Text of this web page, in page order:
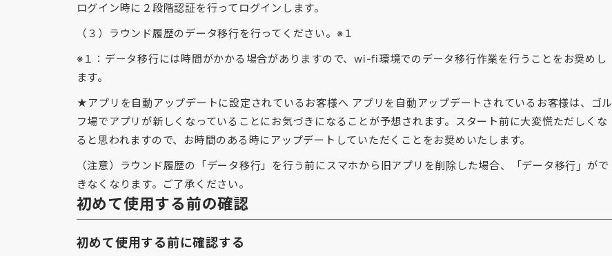
ログイン時に２段階認証を行ってログインします。
（３）ラウンド履歴のデータ移行を行ってください。※１
※１：データ移行には時間がかかる場合がありますので、wi-fi環境でのデータ移行作業を行うことをお奨めし
ます。
★アプリを自動アップデートに設定されているお客様へ アプリを自動アップデートされているお客様は、ゴル
フ場でアプリが新しくなっていることにお気づきになることが予想されます。スタート前に大変慌ただしくな
ると思われますので、お時間のある時にアップデートしていただくことをお奨めいたします。
（注意）ラウンド履歴の「データ移行」を行う前にスマホから旧アプリを削除した場合、「データ移行」がで
きなくなります。ご了承ください。
初めて使用する前の確認
初めて使用する前に確認する